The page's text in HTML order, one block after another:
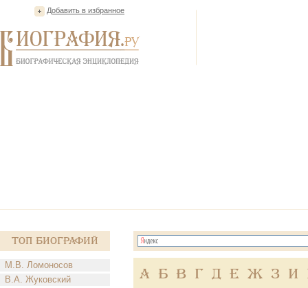
Добавить в избранное
Топ Биографий
М.В. Ломоносов
В.А. Жуковский
А Б В Г Д Е Ж З И